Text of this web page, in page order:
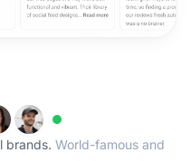
brands. World-famous and